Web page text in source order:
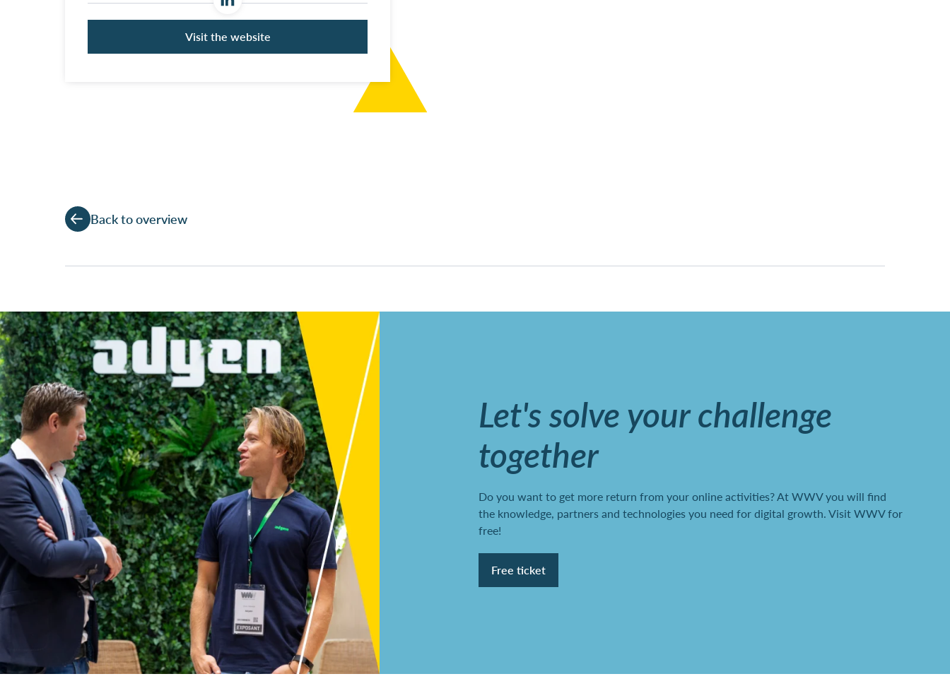
Visit the website
Back to overview
Let's solve your challenge
together
Do you want to get more return from your online activities? At WWV you will find
the knowledge, partners and technologies you need for digital growth. Visit WWV for
free!
Free ticket